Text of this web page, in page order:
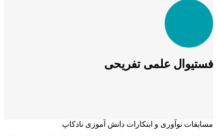
فستیوال علمی تفریحی
مسابقات نوآوری و ابتکارات دانش آموزی نادکاپ